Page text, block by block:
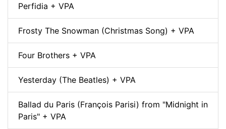
Perfidia + VPA
Frosty The Snowman (Christmas Song) + VPA
Four Brothers + VPA
Yesterday (The Beatles) + VPA
Ballad du Paris (François Parisi) from "Midnight in
Paris" + VPA